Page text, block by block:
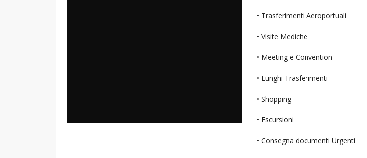
• Trasferimenti Aeroportuali
• Visite Mediche
• Meeting e Convention
• Lunghi Trasferimenti
• Shopping
• Escursioni
• Consegna documenti Urgenti